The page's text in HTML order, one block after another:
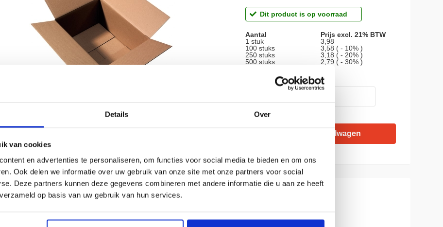
Details Over
van cookies
en advertenties te personaliseren, om functies voor social media te bieden en om ons
Ook delen we informatie over uw gebruik van onze site met onze partners voor social
Deze partners kunnen deze gegevens combineren met andere informatie die u aan ze heeft
op basis van uw gebruik van hun services.
Dit product is op voorraad
Aantal
Prijs excl. 21% BTW
1 stuk
3,98
100 stuks
3,58 ( - 10% )
250 stuks
3,18 ( - 20% )
500 stuks
2,79 ( - 30% )
10 stuks